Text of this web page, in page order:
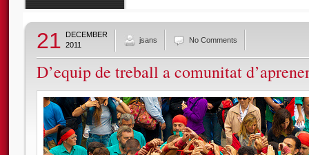
21
DECEMBER
2011
jsans No Comments
D’equip de treball a comunitat